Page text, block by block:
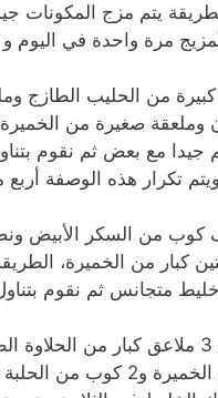
يتم مزج
مرة واحدة في اليوم
من الحليب الطازج
وملعقة صغيرة من
جيدا مع بعض ثم نقوم
تكرار هذه الوصفة أربع
كوب من السكر الأبيض
كبار من الخميرة،
متجانس ثم نقوم
من العسل الأبيض و2 ملعقة صغيرة